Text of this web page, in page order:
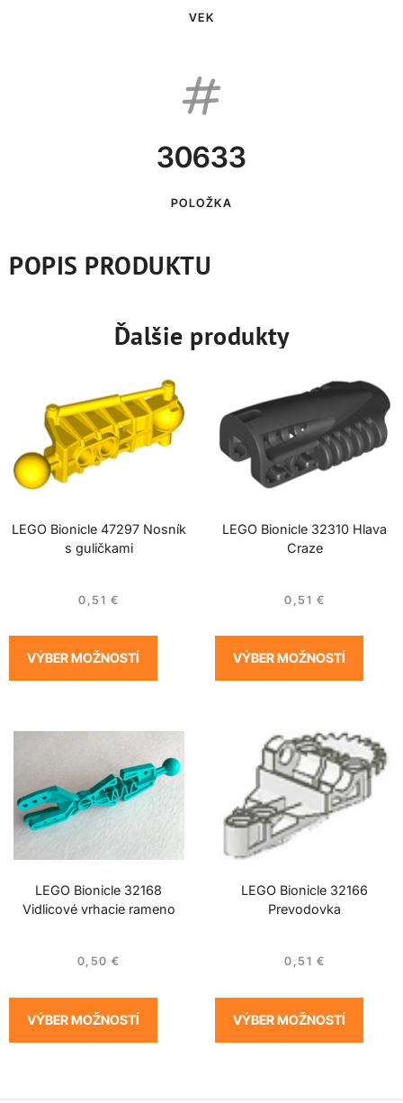
VEK
30633
POLOŽKA
POPIS PRODUKTU
Ďalšie produkty
LEGO Bionicle 47297 Nosník
s guličkami
0,51 €
VÝBER MOŽNOSTÍ
LEGO Bionicle 32310 Hlava
Craze
0,51 €
VÝBER MOŽNOSTÍ
LEGO Bionicle 32168
Vidlicové vrhacie rameno
0,50 €
VÝBER MOŽNOSTÍ
LEGO Bionicle 32166
Prevodovka
0,51 €
VÝBER MOŽNOSTÍ